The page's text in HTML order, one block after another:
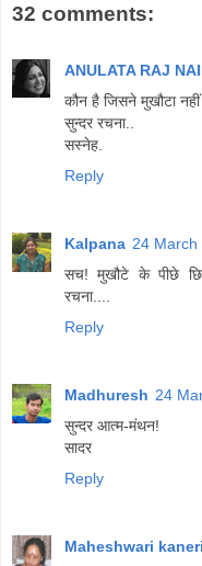
32 comments:
ANULATA RAJ
कौन है जिसने मुखौटा नहीं
सुन्दर रचना..
सस्नेह.
Reply
Kalpana 24
सच! मुखौटे के पीछे
रचना....
Reply
Madhuresh 24
सुन्दर आत्म-मंथन!
सादर
Reply
Maheshwari kaneri